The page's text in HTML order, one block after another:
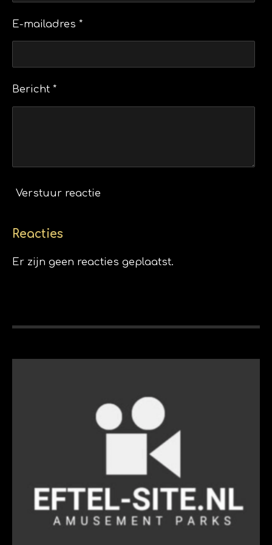
E-mailadres *
Bericht *
Verstuur reactie
Reacties
Er zijn geen reacties geplaatst.